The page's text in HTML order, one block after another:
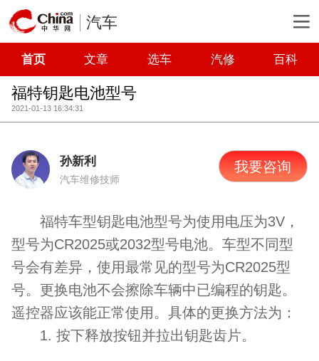
汽车
首页 文章 选车 汽修 百科
福特钥匙电池型号
2021-01-13 16:34:31
孙新利
汽车维修技师
我要咨询
福特车型钥匙电池型号为使用电压为3V ，
型号为CR2025或2032型号电池。车型不同型
号会有差异，使用最常见的型号为CR2025型
号。更换电池不会擦除车辆中已编程的钥匙。
遥控器应该能正常使用。具体的更换方法为：
1.按下释放按钮并拉出钥匙齿片。